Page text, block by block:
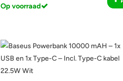
Op voorraad